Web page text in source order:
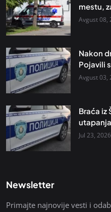
mestu,
Avgust 08,
Nakon
Pojavili
Avgust 03,
Braća iz
Jul 23, 2026
Newsletter
Primajte najnovije vesti i